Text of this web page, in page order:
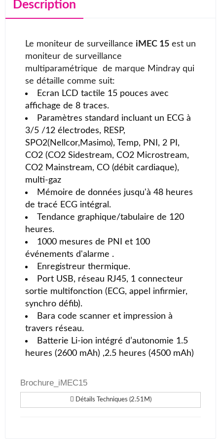
Description
Le moniteur de surveillance iMEC 15 est un
moniteur de surveillance
multiparamétrique de marque Mindray qui
se détaille comme suit:
Ecran LCD tactile 15 pouces avec
affichage de 8 traces.
Paramètres standard incluant un ECG à
3/5 /12 électrodes, RESP,
SPO2(Nellcor,Masimo), Temp, PNI, 2 PI,
CO2 (CO2 Sidestream, CO2 Microstream,
CO2 Mainstream, CO (débit cardiaque),
multi-gaz
Mémoire de données jusqu'à 48 heures
de tracé ECG intégral.
Tendance graphique/tabulaire de 120
heures.
1000 mesures de PNI et 100
événements d'alarme .
Enregistreur thermique.
Port USB, réseau RJ45, 1 connecteur
sortie multifonction (ECG, appel infirmier,
synchro défib).
Bara code scanner et impression à
travers réseau.
Batterie Li-ion intégré d’autonomie 1.5
heures (2600 mAh) ,2.5 heures (4500 mAh)
Brochure_iMEC15
Détails Techniques (2.51M)